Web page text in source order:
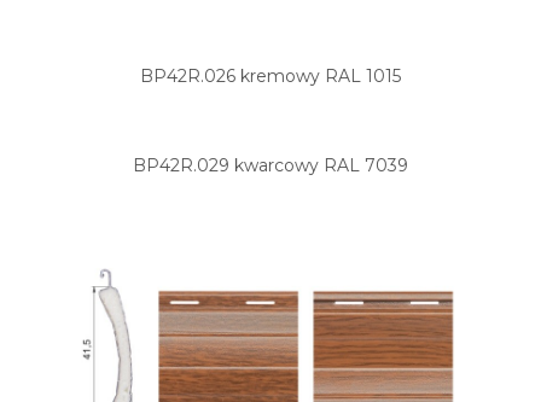
BP42R.026 kremowy RAL 1015
BP42R.029 kwarcowy RAL 7039